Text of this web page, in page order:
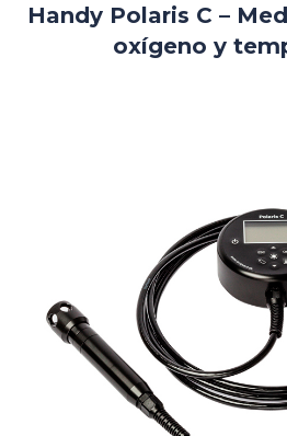
Handy Polaris C –
oxígeno y